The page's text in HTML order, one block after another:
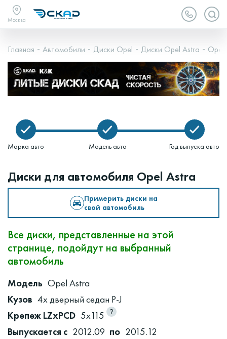
Москва
Главная Автомобили Диски Opel Диски Opel Astra Opel
Марка авто Модель авто Год выпуска авто
Диски для автомобиля Opel Astra
Примерить диски на
свой автомобиль
Все диски, представленные на этой
странице, подойдут на выбранный
автомобиль
Модель Opel Astra
Кузов 4х дверный седан P-J
Крепеж LZxPCD 5x115
Выпускается с 2012.09 по 2015.12